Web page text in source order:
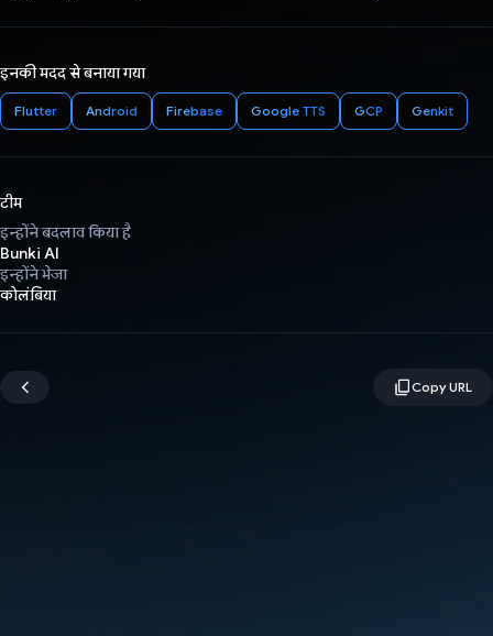
इनकी मदद से बनाया गया
Flutter Android Firebase Google TTS GCP Genkit
टीम
इन्होंने बदलाव किया है
Bunki AI
इन्होंने भेजा
कोलंबिया